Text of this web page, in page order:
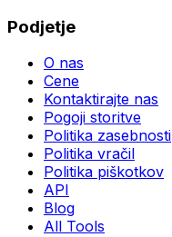
Podjetje
O nas
Cene
Kontaktirajte nas
Pogoji storitve
Politika zasebnosti
Politika vračil
Politika piškotkov
API
Blog
All Tools